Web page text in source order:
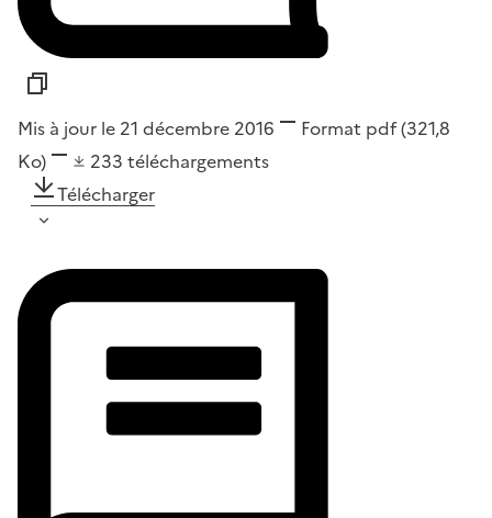
Mis à jour le 21 décembre 2016 Format pdf(321,8
Ko)
233 téléchargements
Télécharger